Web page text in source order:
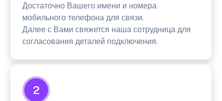
Достаточно Вашего имени и номера
мобильного телефона для связи.
Далее с Вами свяжется наша сотрудница для
согласования деталей подключения.
2